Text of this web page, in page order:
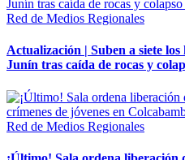
Red de Medios Regionales
Actualización | Suben a siete
Junín tras caída de rocas y
Red de Medios Regionales